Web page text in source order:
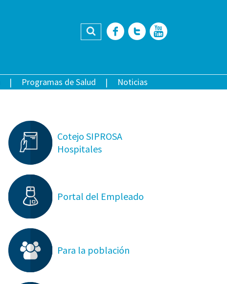
Buscar Facebook
Twitter
Programas de Salud Noticias
Cotejo SIPROSA
Hospitales
Portal del Empleado
Para la población